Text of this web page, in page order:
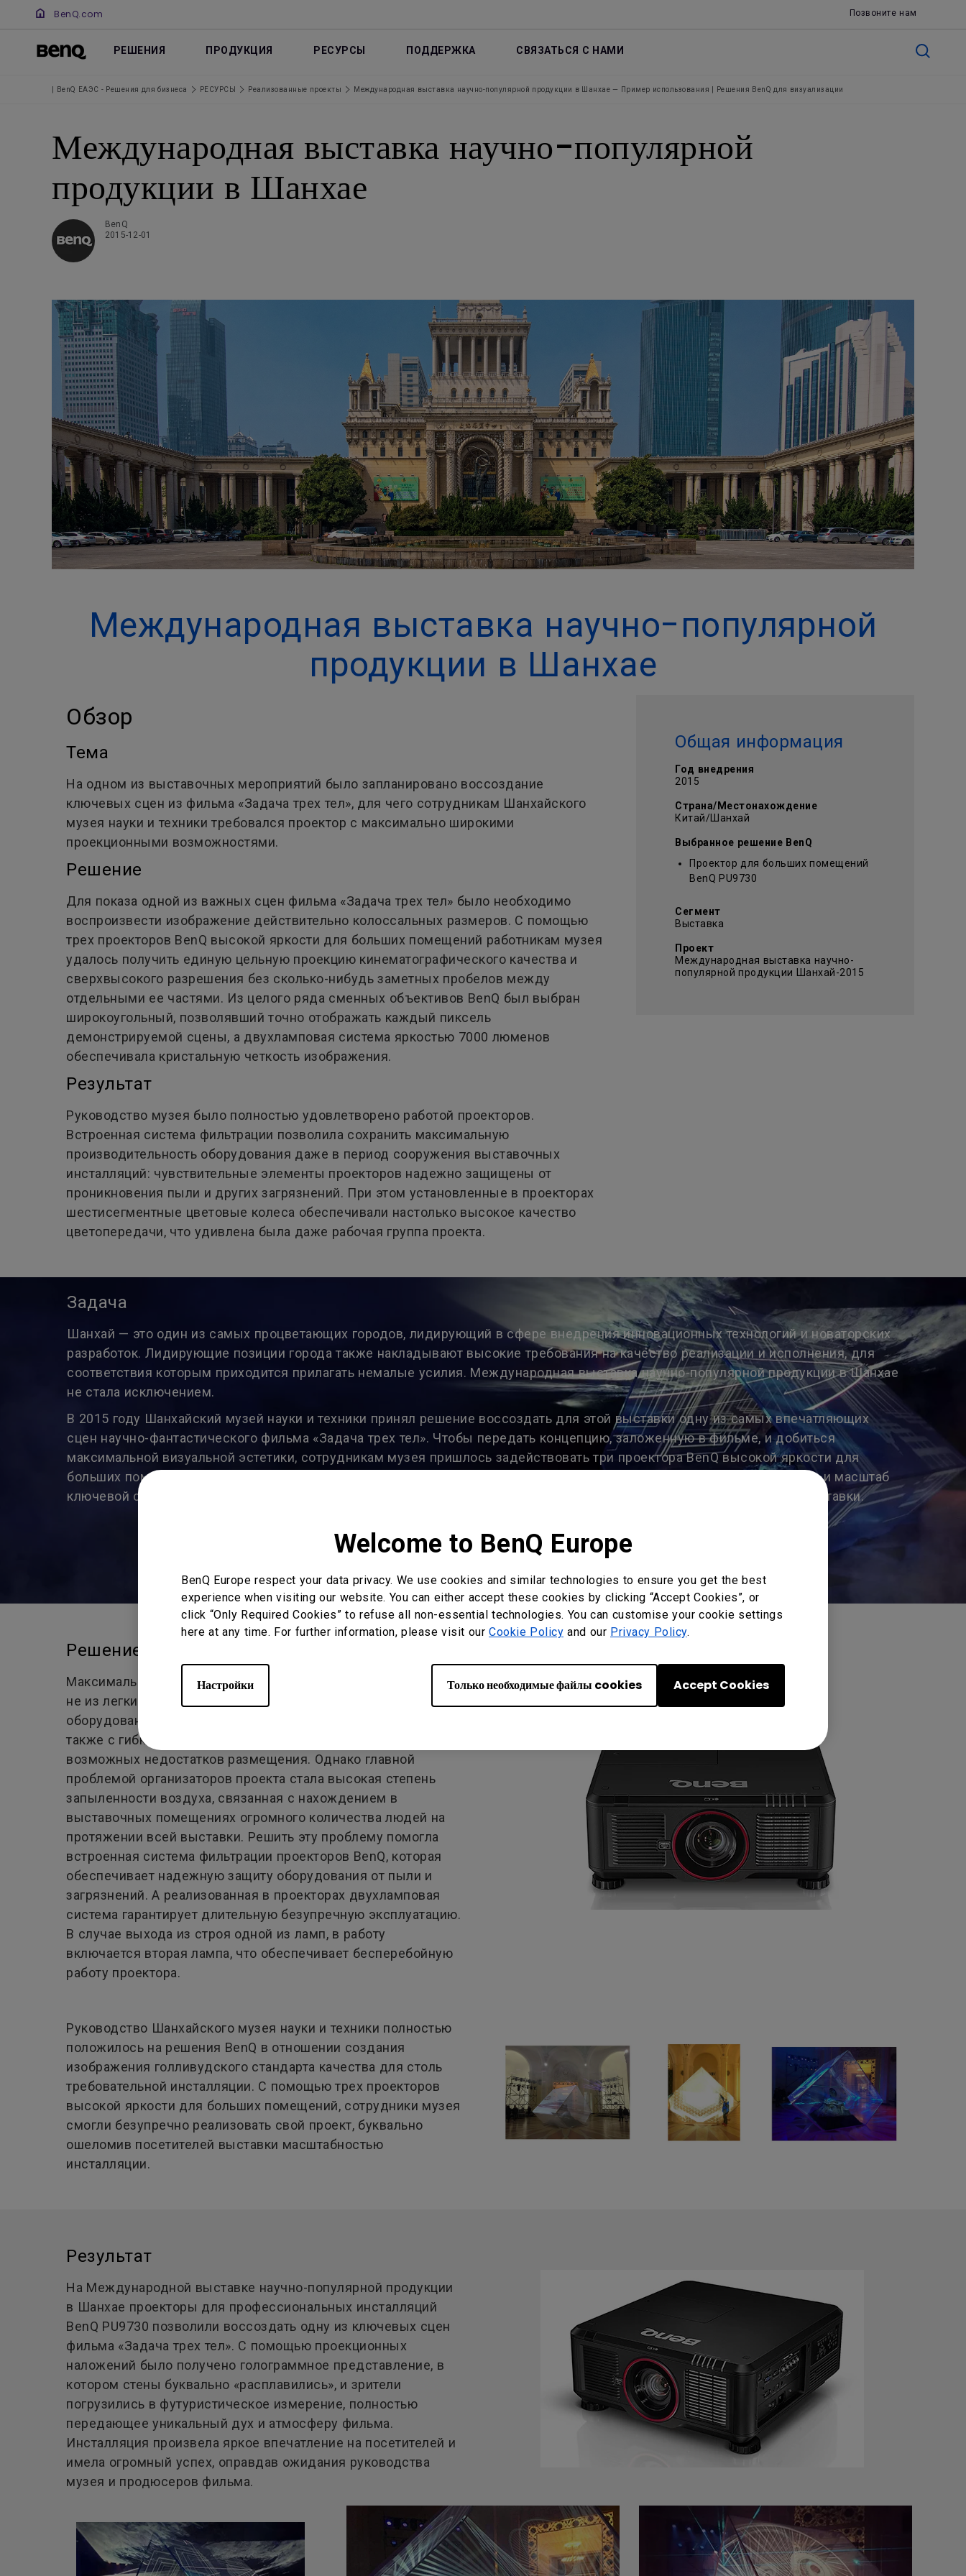
Welcome to BenQ Europe
BenQ Europe respect your data privacy. We use cookies and similar technologies to ensure you get the best
experience when visiting our website. You can either accept these cookies by clicking “Accept Cookies”, or
click “Only Required Cookies” to refuse all non-essential technologies. You can customise your cookie settings
here at any time. For further information, please visit our Cookie Policy and our Privacy Policy.
Настройки Только необходимые файлы cookies Accept Cookies
BenQ.com Позвоните нам
РЕШЕНИЯ ПРОДУКЦИЯ РЕСУРСЫ ПОДДЕРЖКА СВЯЗАТЬСЯ С НАМИ
| BenQ ЕАЭС - Решения для бизнеса РЕСУРСЫ Реализованные проекты Международная выставка научно-популярной продукции в Шанхае — Пример использования | Решения BenQ для визуализации
Международная выставка научно-популярной
продукции в Шанхае
BenQ
2015-12-01
Международная выставка научно-популярной
продукции в Шанхае
Обзор
Тема
На одном из выставочных мероприятий было запланировано воссоздание
ключевых сцен из фильма «Задача трех тел», для чего сотрудникам Шанхайского
музея науки и техники требовался проектор с максимально широкими
проекционными возможностями.
Решение
Для показа одной из важных сцен фильма «Задача трех тел» было необходимо
воспроизвести изображение действительно колоссальных размеров. С помощью
трех проекторов BenQ высокой яркости для больших помещений работникам музея
удалось получить единую цельную проекцию кинематографического качества и
сверхвысокого разрешения без сколько-нибудь заметных пробелов между
отдельными ее частями. Из целого ряда сменных объективов BenQ был выбран
широкоугольный, позволявший точно отображать каждый пиксель
демонстрируемой сцены, а двухламповая система яркостью 7000 люменов
обеспечивала кристальную четкость изображения.
Результат
Руководство музея было полностью удовлетворено работой проекторов.
Встроенная система фильтрации позволила сохранить максимальную
производительность оборудования даже в период сооружения выставочных
инсталляций: чувствительные элементы проекторов надежно защищены от
проникновения пыли и других загрязнений. При этом установленные в проекторах
шестисегментные цветовые колеса обеспечивали настолько высокое качество
цветопередачи, что удивлена была даже рабочая группа проекта.
Общая информация
Год внедрения
2015
Страна/Местонахождение
Китай/Шанхай
Выбранное решение BenQ
Проектор для больших помещений
BenQ PU9730
Сегмент
Выставка
Проект
Международная выставка научно-
популярной продукции Шанхай-2015
Задача
Шанхай — это один из самых процветающих городов, лидирующий в сфере внедрения инновационных технологий и новаторских
разработок. Лидирующие позиции города также накладывают высокие требования на качество реализации и исполнения, для
соответствия которым приходится прилагать немалые усилия. Международная выставка научно-популярной продукции в Шанхае
не стала исключением.
В 2015 году Шанхайский музей науки и техники принял решение воссоздать для этой выставки одну из самых впечатляющих
сцен научно-фантастического фильма «Задача трех тел». Чтобы передать концепцию, заложенную в фильме, и добиться
максимальной визуальной эстетики, сотрудникам музея пришлось задействовать три проектора BenQ высокой яркости для
больших помещений. С их помощью удалось получить гигантскую цельную проекцию, верно передающую настроение и масштаб
ключевой сцены фильма и произвести впечатление как на представителей киноиндустрии, так и на организаторов выставки.
Решение
Максимально реалистично показать сцену из фильма — дело
не из легких. Для этого сотрудникам музея было необходимо
оборудование с высочайшим качеством воспроизведения, а
также с гибкими возможностями установки для компенсации
возможных недостатков размещения. Однако главной
проблемой организаторов проекта стала высокая степень
запыленности воздуха, связанная с нахождением в
выставочных помещениях огромного количества людей на
протяжении всей выставки. Решить эту проблему помогла
встроенная система фильтрации проекторов BenQ, которая
обеспечивает надежную защиту оборудования от пыли и
загрязнений. А реализованная в проекторах двухламповая
система гарантирует длительную безупречную эксплуатацию.
В случае выхода из строя одной из ламп, в работу
включается вторая лампа, что обеспечивает бесперебойную
работу проектора.
Руководство Шанхайского музея науки и техники полностью
положилось на решения BenQ в отношении создания
изображения голливудского стандарта качества для столь
требовательной инсталляции. С помощью трех проекторов
высокой яркости для больших помещений, сотрудники музея
смогли безупречно реализовать свой проект, буквально
ошеломив посетителей выставки масштабностью
инсталляции.
Результат
На Международной выставке научно-популярной продукции
в Шанхае проекторы для профессиональных инсталляций
BenQ PU9730 позволили воссоздать одну из ключевых сцен
фильма «Задача трех тел». С помощью проекционных
наложений было получено голограммное представление, в
котором стены буквально «расплавились», и зрители
погрузились в футуристическое измерение, полностью
передающее уникальный дух и атмосферу фильма.
Инсталляция произвела яркое впечатление на посетителей и
имела огромный успех, оправдав ожидания руководства
музея и продюсеров фильма.